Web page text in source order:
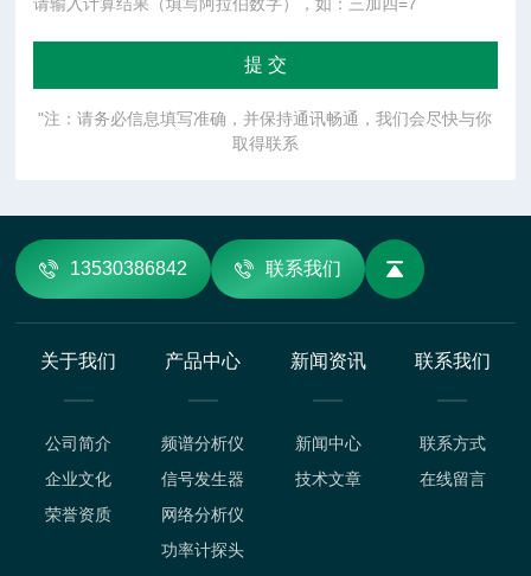
"注：请务必信息填写准确，并保持通讯畅通，我们会尽快与你
取得联系
13530386842 联系我们
关于我们
公司简介
企业文化
荣誉资质
产品中心
频谱分析仪
信号发生器
网络分析仪
功率计探头
新闻资讯
新闻中心
技术文章
联系我们
联系方式
在线留言